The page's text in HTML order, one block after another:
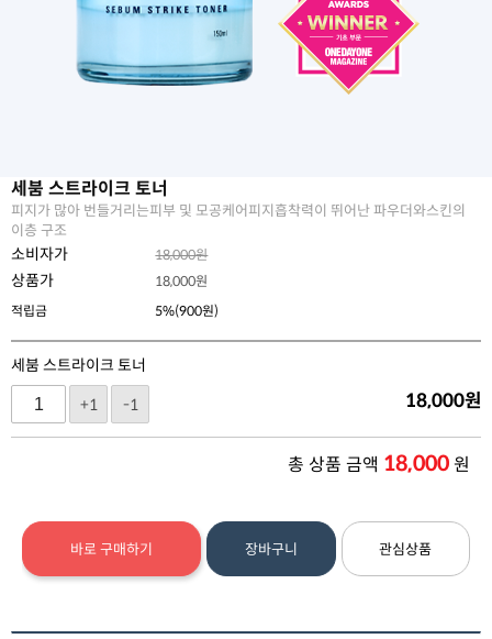
세붐 스트라이크 토너
피지가 많아 번들거리는피부 및 모공케어피지흡착력이 뛰어난 파우더와스킨의
이층 구조
소비자가 18,000원
상품가 18,000원
적립금
5%(900원)
세붐 스트라이크 토너
+1
-1 18,000원
총 상품 금액 18,000원
바로 구매하기 장바구니 관심상품